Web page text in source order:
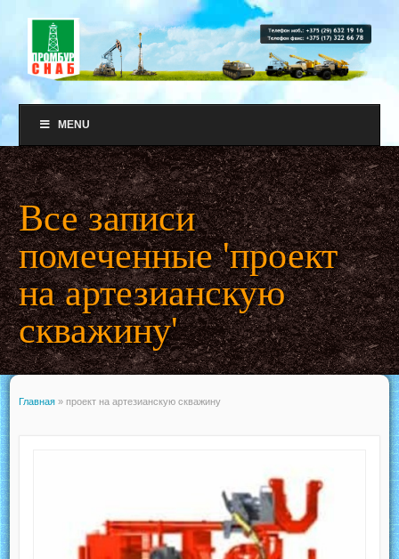
MENU
Все записи
помеченные 'проект
на артезианскую
скважину'
Главная » проект на артезианскую скважину